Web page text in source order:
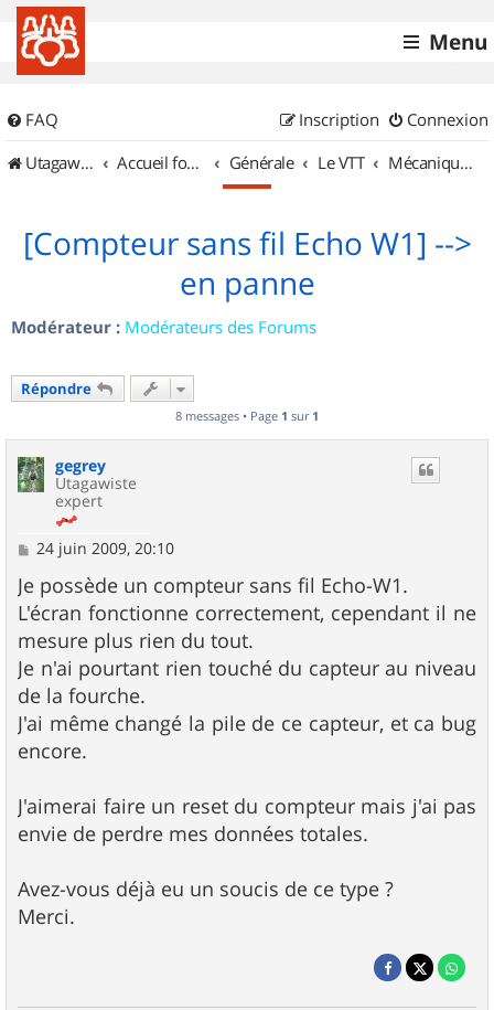
Menu
FAQ Connexion
Inscription
UtagawaVTT (Randos VTT et VTTAE avec traces GPS)
Accueil forum Générale Le VTT Mécanique et Entretiens
[Compteur sans fil Echo W1] -->
en panne
Modérateur : Modérateurs des Forums
Répondre
8 messages • Page 1 sur 1
gegrey
Utagawiste
expert
M
s
s
a
g
e
24 juin 2009, 20:10
Je possède un compteur sans fil Echo-W1.
L'écran fonctionne correctement, cependant il ne
mesure plus rien du tout.
Je n'ai pourtant rien touché du capteur au niveau
de la fourche.
J'ai même changé la pile de ce capteur, et ca bug
encore.
J'aimerai faire un reset du compteur mais j'ai pas
envie de perdre mes données totales.
Avez-vous déjà eu un soucis de ce type ?
Merci.